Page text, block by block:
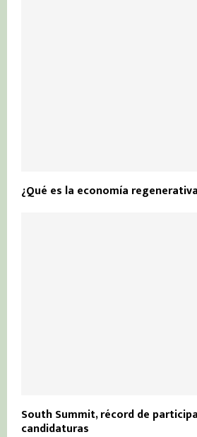
¿Qué es la economía
South Summit, récord de
candidaturas